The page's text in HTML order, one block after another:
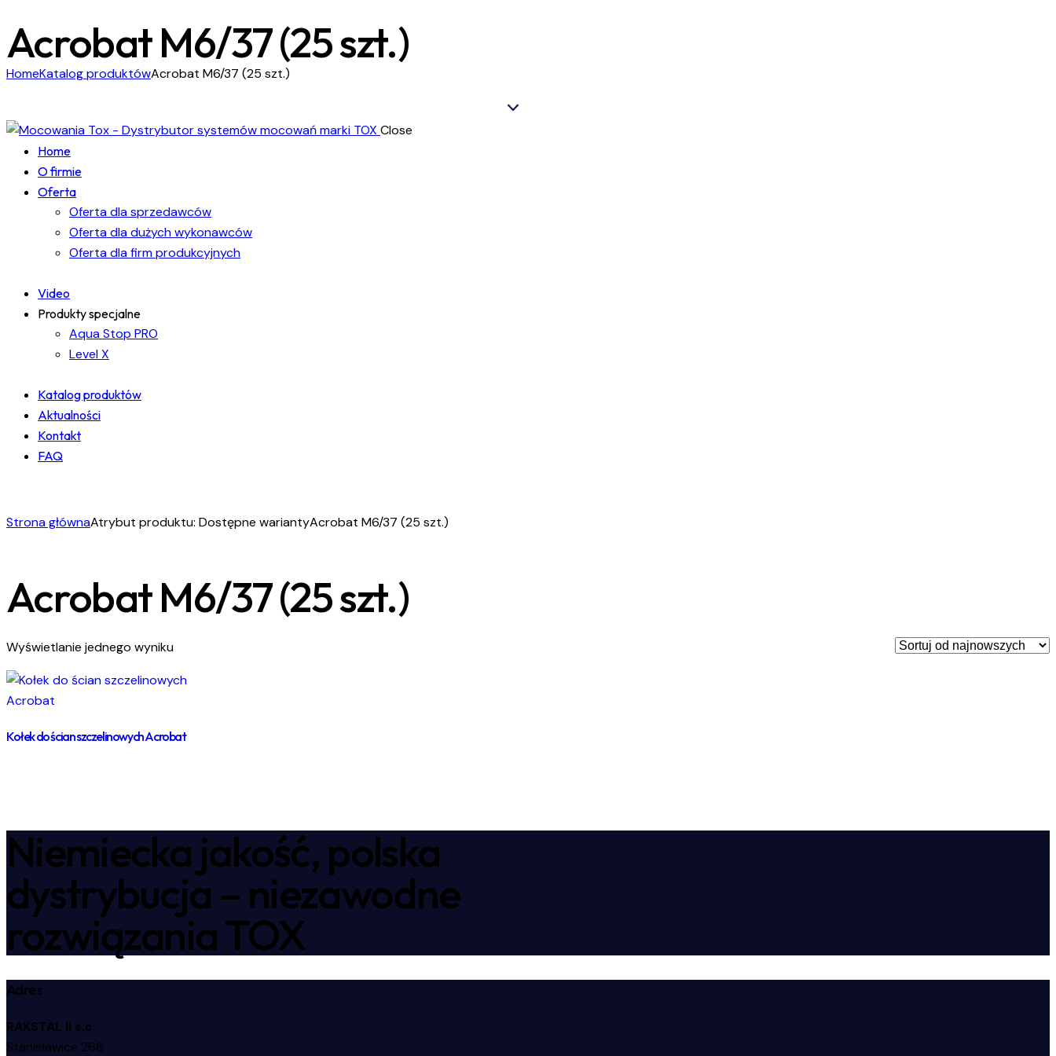
Acrobat M6/37 (25 szt.)
HomeKatalog produktówAcrobat M6/37 (25 szt.)
Close
Home
O firmie
Oferta
Oferta dla sprzedawców
Oferta dla dużych wykonawców
Oferta dla firm produkcyjnych
Video
Produkty specjalne
Aqua Stop PRO
Level X
Katalog produktów
Aktualności
Kontakt
FAQ
1
Strona głównaAtrybut produktu: Dostępne wariantyAcrobat M6/37 (25 szt.)
Acrobat M6/37 (25 szt.)
Wyświetlanie jednego wyniku
Kołek do ścian szczelinowych Acrobat
Niemiecka jakość, polska
dystrybucja – niezawodne
rozwiązania TOX
Adres
RAKSTAL II s.c.
Stanisławice 266